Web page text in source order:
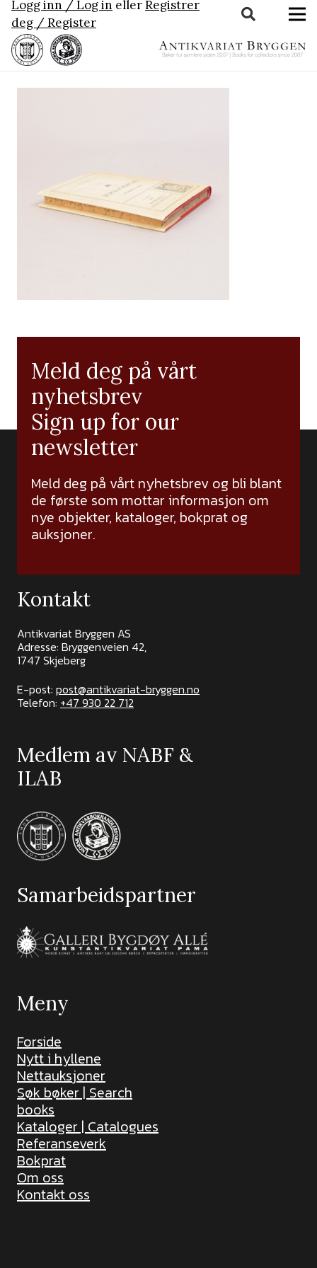
Logg inn / Log in ellerRegistrer
deg / Register
Meld deg på vårt
nyhetsbrev
Sign up for our
newsletter
Meld deg på vårt nyhetsbrev og bli blant
de første som mottar informasjon om
nye objekter, kataloger, bokprat og
auksjoner.
Kontakt
Antikvariat Bryggen AS
Adresse: Bryggenveien 42,
1747 Skjeberg
E-post: post@antikvariat-bryggen.no
Telefon: +47 930 22 712
Medlem av NABF &
ILAB
Samarbeidspartner
Meny
Forside
Nytt i hyllene
Nettauksjoner
Søk bøker | Search
books
Kataloger | Catalogues
Referanseverk
Bokprat
Om oss
Kontakt oss